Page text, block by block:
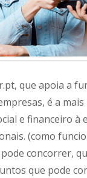
que apoia a
é a
e financeiro à
(como
concorrer,
que pode